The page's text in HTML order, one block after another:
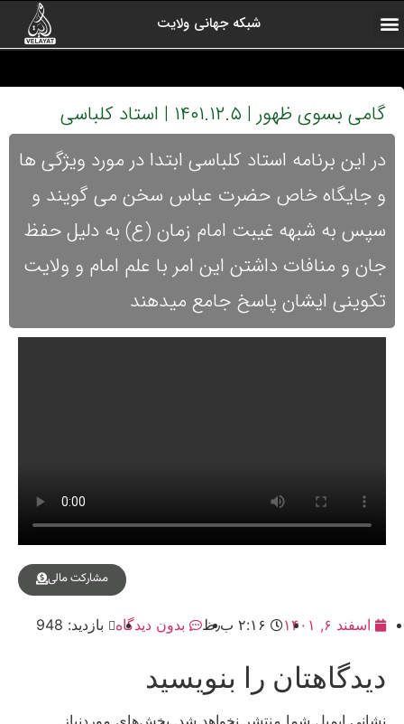
شبکه جهانی ولایت
گامی بسوی ظهور | ۱۴۰۱.۱۲.۵ | استاد کلباسی
در این برنامه استاد کلباسی ابتدا در مورد ویژگی ها
و جایگاه خاص حضرت عباس سخن می گویند و
سپس به شبهه غیبت امام زمان (ع) به دلیل حفظ
جان و منافات داشتن این امر با علم امام و ولایت
تکوینی ایشان پاسخ جامع میدهند
مشارکت مالی
اسفند ۶, ۱۴۰۱ ۲:۱۶ ب٫ظ بدون دیدگاه بازدید: 948
دیدگاهتان را بنویسید
نشانی ایمیل شما منتشر نخواهد شد. بخش‌های موردنیاز